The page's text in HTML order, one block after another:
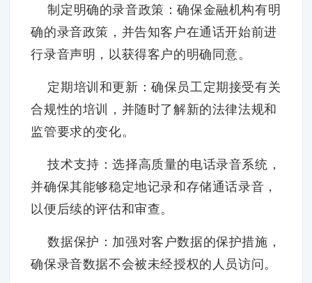
制定明确的录音政策：确保金融机构有明
确的录音政策，并告知客户在通话开始前进
行录音声明，以获得客户的明确同意。
定期培训和更新：确保员工定期接受有关
合规性的培训，并随时了解新的法律法规和
监管要求的变化。
技术支持：选择高质量的电话录音系统，
并确保其能够稳定地记录和存储通话录音，
以便后续的评估和审查。
数据保护：加强对客户数据的保护措施，
确保录音数据不会被未经授权的人员访问。